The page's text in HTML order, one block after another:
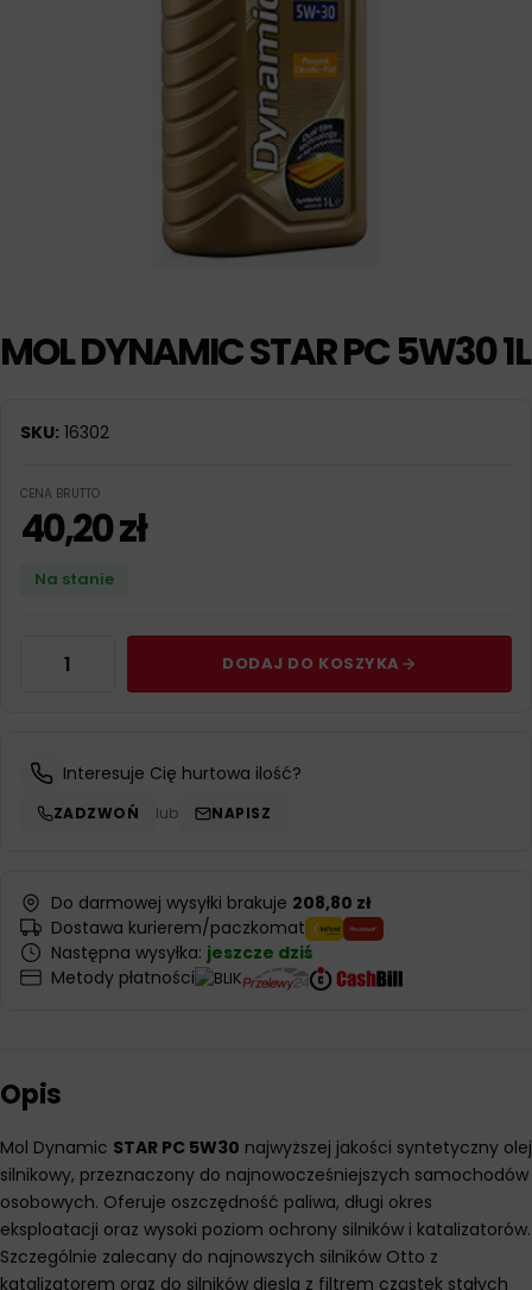
MOL DYNAMIC STAR PC 5W30 1L
SKU: 16302
CENA BRUTTO
40,20zł
Na stanie
DODAJ DO KOSZYKA
Interesuje Cię hurtowa ilość?
ZADZWOŃ lub NAPISZ
Do darmowej wysyłki brakuje 208,80 zł
Dostawa kurierem/paczkomat
Następna wysyłka: jeszcze dziś
Metody płatności
Opis
Mol Dynamic STAR PC 5W30 najwyższej jakości syntetyczny olej
silnikowy, przeznaczony do najnowocześniejszych samochodów
osobowych. Oferuje oszczędność paliwa, długi okres
eksploatacji oraz wysoki poziom ochrony silników i katalizatorów.
Szczególnie zalecany do najnowszych silników Otto z
katalizatorem oraz do silników diesla z filtrem cząstek stałych